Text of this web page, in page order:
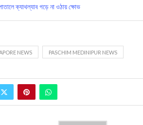
ক্যাথল্যাব গড়ে না ওঠায় ক্ষোভ
NEWS PASCHIM MEDINIPUR NEWS